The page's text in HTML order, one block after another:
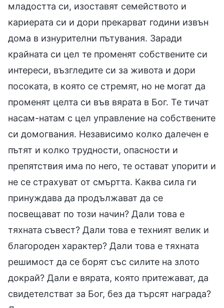
младостта си, изоставят семейството и
кариерата си и дори прекарват години извън
дома в изнурителни пътувания. Заради
крайната си цел те променят собствените си
интереси, възгледите си за живота и дори
посоката, в която се стремят, но не могат да
променят целта си във вярата в Бог. Те тичат
насам-натам с цел управление на собствените
си домогвания. Независимо колко далечен е
пътят и колко трудности, опасности и
препятствия има по него, те остават упорити и
не се страхуват от смъртта. Каква сила ги
принуждава да продължават да се
посвещават по този начин? Дали това е
тяхната съвест? Дали това е техният велик и
благороден характер? Дали това е тяхната
решимост да се борят със силите на злото
докрай? Дали е вярата, която притежават, да
свидетелстват за Бог, без да търсят награда?